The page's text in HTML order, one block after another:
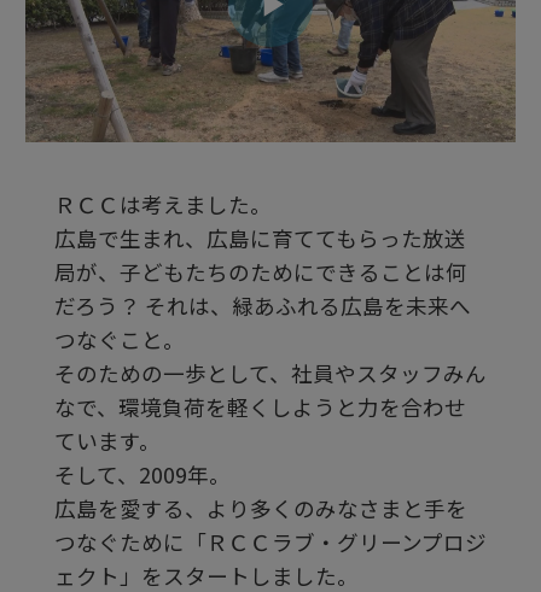
ビ
デ
を
再
す
ＲＣＣは考えました。
広島で生まれ、広島に育ててもらった放送
局が、子どもたちのためにできることは何
だろう？ それは、緑あふれる広島を未来へ
つなぐこと。
そのための一歩として、社員やスタッフみん
なで、環境負荷を軽くしようと力を合わせ
ています。
そして、2009年。
広島を愛する、より多くのみなさまと手を
つなぐために「ＲＣＣラブ・グリーンプロジ
ェクト」をスタートしました。